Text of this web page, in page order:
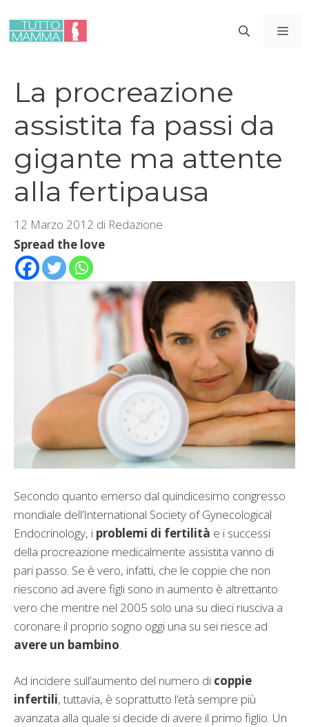
contenuto
La procreazione
assistita fa passi da
gigante ma attente
alla fertipausa
12 Marzo 2012 di Redazione
Spread the love
Secondo quanto emerso dal quindicesimo congresso
mondiale dell’International Society of Gynecological
Endocrinology, i problemi di fertilità e i successi
della procreazione medicalmente assistita vanno di
pari passo. Se è vero, infatti, che le coppie che non
riescono ad avere figli sono in aumento è altrettanto
vero che mentre nel 2005 solo una su dieci riusciva a
coronare il proprio sogno oggi una su sei riesce ad
avere un bambino
Ad incidere sull’aumento del numero di coppie
infertili, tuttavia, è soprattutto l’età sempre più
avanzata alla quale si decide di avere il primo figlio. Un